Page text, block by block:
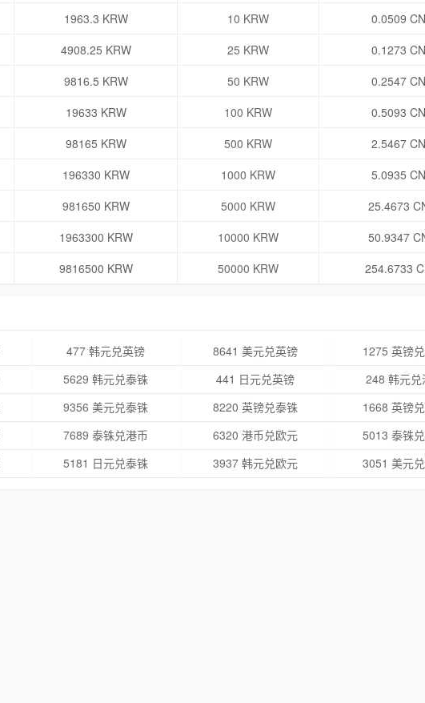
1963.3 KRW 10 KRW
0.0509
4908.25 KRW 25 KRW
0.1273
9816.5 KRW 50 KRW
0.2547
19633 KRW 100 KRW
0.5093
98165 KRW 500 KRW
2.5467
196330 KRW 1000 KRW
5.0935
981650 KRW 5000 KRW
25.4673
1963300 KRW 10000 KRW
50.9347
9816500 KRW 50000 KRW 254.6733
477 韩元兑英镑 8641 美元兑英镑
1275 英镑
5629 韩元兑泰铢 441 日元兑英镑
248 韩元兑
9356 美元兑泰铢 8220 英镑兑泰铢
1668 英镑
7689 泰铢兑港币 6320 港币兑欧元
5013 泰铢
5181 日元兑泰铢 3937 韩元兑欧元 3051 美元